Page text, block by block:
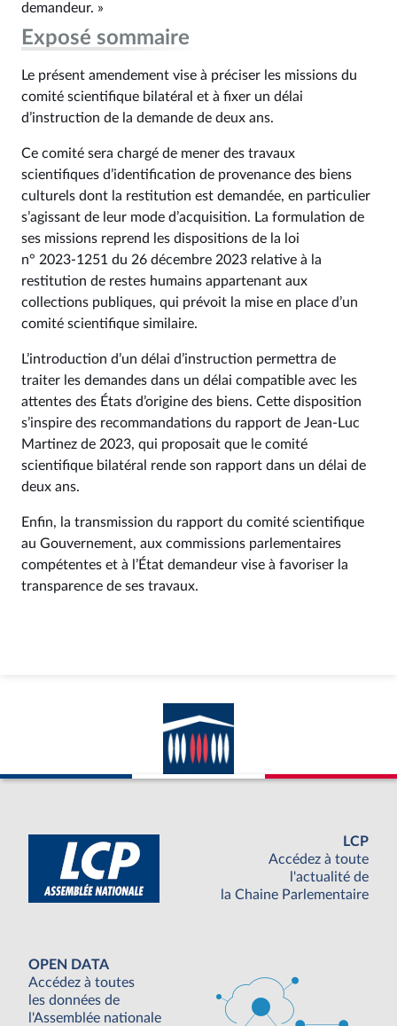
demandeur. »
Exposé sommaire
Le présent amendement vise à préciser les missions du
comité scientifique bilatéral et à fixer un délai
d’instruction de la demande de deux ans.
Ce comité sera chargé de mener des travaux
scientifiques d’identification de provenance des biens
culturels dont la restitution est demandée, en particulier
s’agissant de leur mode d’acquisition. La formulation de
ses missions reprend les dispositions de la loi
n° 2023‑1251 du 26 décembre 2023 relative à la
restitution de restes humains appartenant aux
collections publiques, qui prévoit la mise en place d’un
comité scientifique similaire.
L’introduction d’un délai d’instruction permettra de
traiter les demandes dans un délai compatible avec les
attentes des États d’origine des biens. Cette disposition
s’inspire des recommandations du rapport de Jean-Luc
Martinez de 2023, qui proposait que le comité
scientifique bilatéral rende son rapport dans un délai de
deux ans.
Enfin, la transmission du rapport du comité scientifique
au Gouvernement, aux commissions parlementaires
compétentes et à l’État demandeur vise à favoriser la
transparence de ses travaux.
LCP
Accédez à toute
l'actualité de
la Chaine Parlementaire
OPEN DATA
Accédez à toutes
les données de
l'Assemblée nationale